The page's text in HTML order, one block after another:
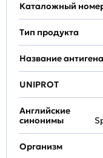
Каталожный
Тип продукта
Название антигена
UNIPROT
Английские
синонимы
Организм